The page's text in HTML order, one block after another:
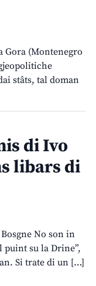
Gora (Montenegro
stâts, tal doman
di Ivo
libars di
No son in
puint su la Drine”,
Si trate di un […]